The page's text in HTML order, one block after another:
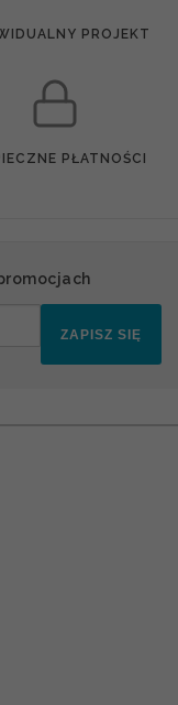
PROJEKT
PŁATNOŚCI
ZAPISZ SIĘ